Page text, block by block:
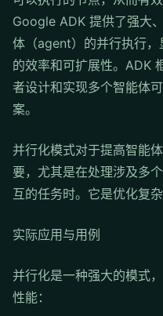
Google ADK 提供了强大
体（agent）的并行执行
的效率和可扩展性。ADK
者设计和实现多个智能体
案。
并行化模式对于提高智能
要，尤其是在处理涉及多
互的任务时。它是优化复
实际应用与用例
并行化是一种强大的模式
性能：